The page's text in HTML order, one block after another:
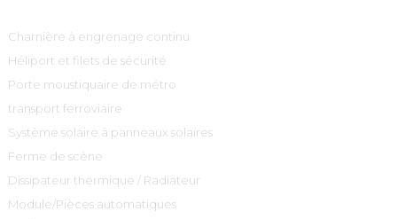
Charnière à engrenage continu
Héliport et filets de sécurité
Porte moustiquaire de métro
transport ferroviaire
Système solaire à panneaux solaires
Ferme de scène
Dissipateur thermique / Radiateur
Module/Pièces automatiques